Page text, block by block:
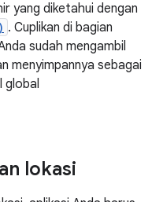
yang diketahui dengan
. Cuplikan di bagian
sudah mengambil
menyimpannya sebagai
global
lokasi